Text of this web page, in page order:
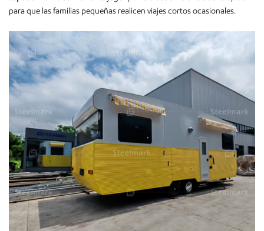
para que las familias pequeñas realicen viajes cortos ocasionales.